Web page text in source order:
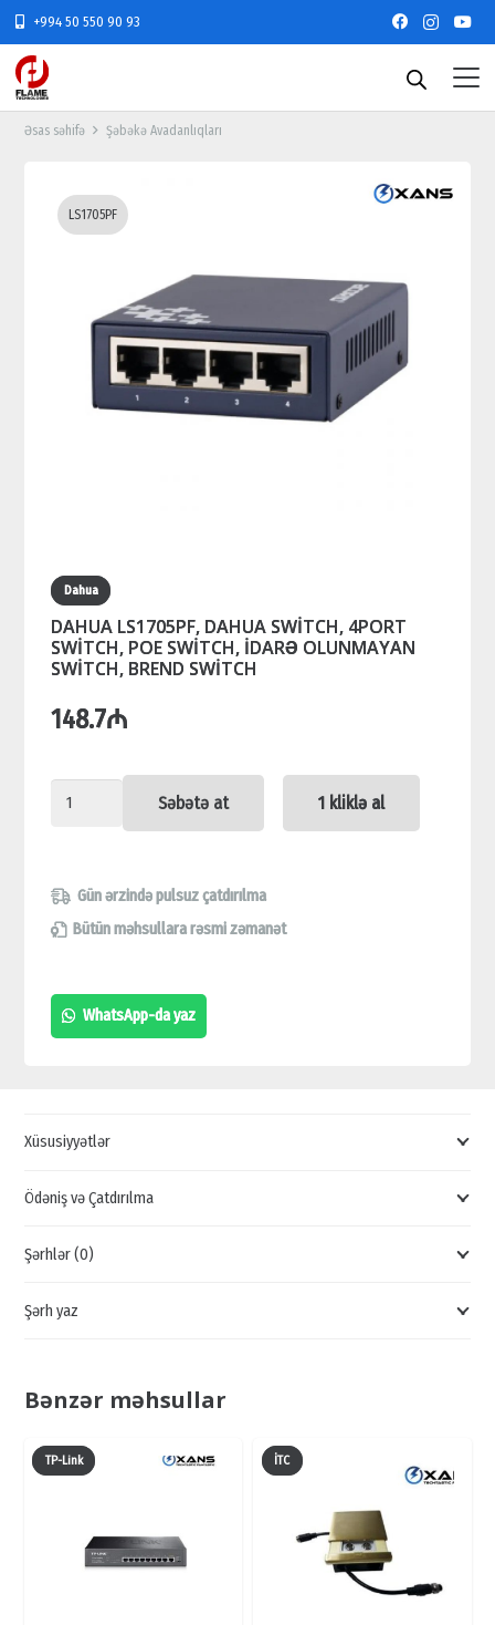
+994 50 550 90 93
Əsas səhifə Şəbəkə Avadanlıqları
LS1705PF
Dahua
DAHUA LS1705PF, DAHUA SWİTCH, 4PORT
SWİTCH, POE SWİTCH, İDARƏ OLUNMAYAN
SWİTCH, BREND SWİTCH
148.7₼
DAHUA
SWİTCH,
4PORT
POE
SWİTCH,
SWİTCH
Səbətə at 1 kliklə al
Gün ərzində pulsuz çatdırılma
Bütün məhsullara rəsmi zəmanət
WhatsApp-da yaz
Xüsusiyyətlər
Ödəniş və Çatdırılma
Şərhlər (0)
Şərh yaz
Bənzər məhsullar
TP-Link İTC